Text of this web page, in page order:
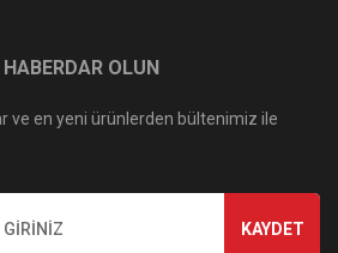
OLUN
ve en yeni ürünlerden bültenimiz ile
KAYDET